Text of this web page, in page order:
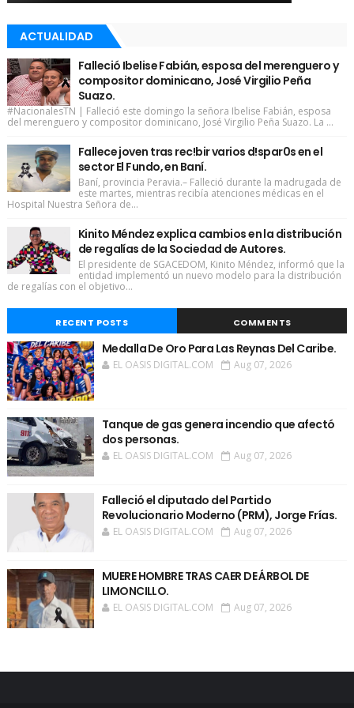
ACTUALIDAD
Falleció Ibelise Fabián, esposa del merenguero y
compositor dominicano, José Virgilio Peña
Suazo.
#NacionalesTN | Falleció este domingo la señora Ibelise Fabián, esposa
del merenguero y compositor dominicano, José Virgilio Peña Suazo. La ...
Fallece joven tras rec!bir varios d!spar0s en el
sector El Fundo, en Baní.
Baní, provincia Peravia.– Falleció durante la madrugada de
este martes, mientras recibía atenciones médicas en el
Hospital Nuestra Señora de...
Kinito Méndez explica cambios en la distribución
de regalías de la Sociedad de Autores.
El presidente de SGACEDOM, Kinito Méndez, informó que la
entidad implementó un nuevo modelo para la distribución
de regalías con el objetivo...
RECENT POSTS COMMENTS
Medalla De Oro Para Las Reynas Del Caribe.
EL OASIS DIGITAL.COM Aug 07, 2026
Tanque de gas genera incendio que afectó
dos personas.
EL OASIS DIGITAL.COM Aug 07, 2026
Falleció el diputado del Partido
Revolucionario Moderno (PRM), Jorge Frías.
EL OASIS DIGITAL.COM Aug 07, 2026
MUERE HOMBRE TRAS CAER DE ÁRBOL DE
LIMONCILLO.
EL OASIS DIGITAL.COM Aug 07, 2026